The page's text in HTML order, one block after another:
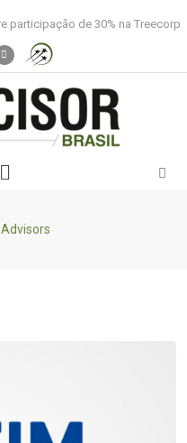
participação de 30% na Treecorp
Advisors